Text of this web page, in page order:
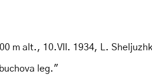
m alt., 10.VII. 1934, L.
leg."